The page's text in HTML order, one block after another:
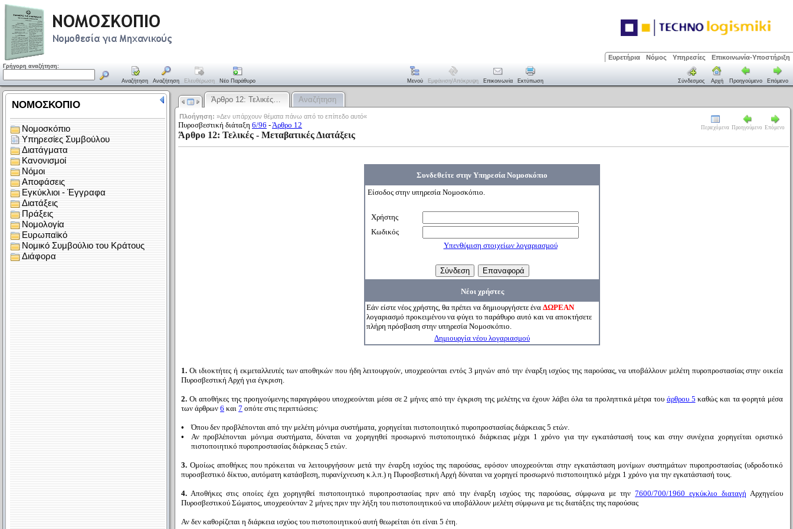
Ευρετήρια Νόμος Υπηρεσίες Επικοινωνία-Υποστήριξη
Γρήγορη αναζήτηση:
Αναζήτηση Αναζήτηση Ελευθέρωση Νέο Παράθυρο Μενού Εμφάνιση/απόκρυψη Επικοινωνία Εκτύπωση Σύνδεσμος Αρχή Προηγούμενο Επόμενο
Άρθρο 12: Τελικές… Αναζήτηση